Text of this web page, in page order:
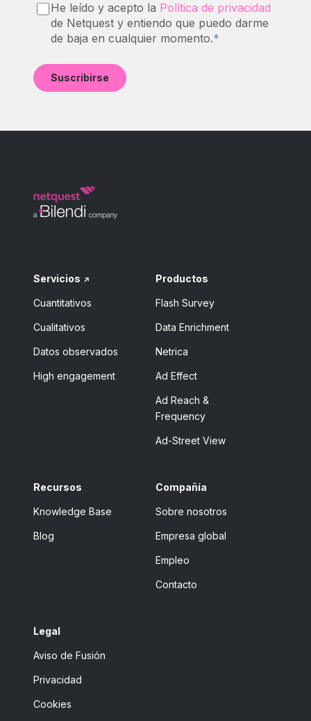
He leído y acepto la Política de privacidad
de Netquest y entiendo que puedo darme
de baja en cualquier momento.*
Servicios
Cuantitativos
Cualitativos
Datos observados
High engagement
Productos
Flash Survey
Data Enrichment
Netrica
Ad Effect
Ad Reach &
Frequency
Ad-Street View
Recursos
Knowledge Base
Blog
Compañía
Sobre nosotros
Empresa global
Empleo
Contacto
Legal
Aviso de Fusión
Privacidad
Cookies